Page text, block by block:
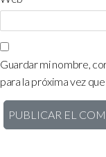
Guardar mi nombre,
para la próxima vez